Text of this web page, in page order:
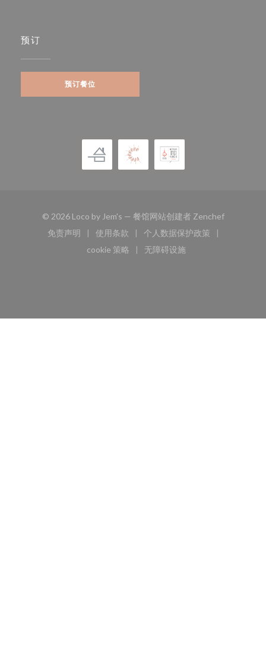
预订
预订餐位
© 2026 Loco by Jem's — 餐馆网站创建者 Zenchef((在新窗口
免责声明
((在新窗口中打开))
使用条款
((在新窗口中打开))
个人数据保护政策
((在新窗口中打开))
cookie 策略
((在新窗口中打开))
无障碍设施
((在新窗口中打开))